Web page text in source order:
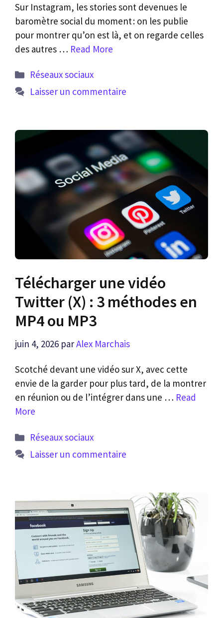
Sur Instagram, les stories sont devenues le
baromètre social du moment : on les publie
pour montrer qu’on est là, et on regarde celles
des autres … Read More
Catégories
Réseaux sociaux
Laisser un commentaire
Télécharger une vidéo
Twitter (X) : 3 méthodes en
MP4 ou MP3
juin 4, 2026 parAlex Marchais
Scotché devant une vidéo sur X, avec cette
envie de la garder pour plus tard, de la montrer
en réunion ou de l’intégrer dans une … Read
More
Catégories
Réseaux sociaux
Laisser un commentaire